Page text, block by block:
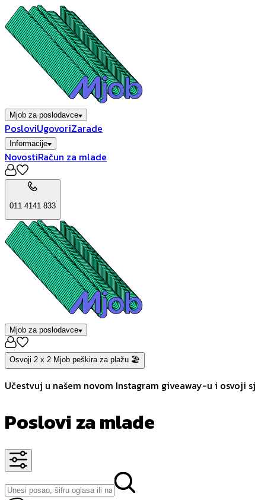
Mjob za poslodavce
PosloviUgovoriZarade
Informacije
NovostiRačun za mlade
011 4141 833
Mjob za poslodavce
Osvoji 2 x 2 Mjob peškira za plažu 🏖️
Učestvuj u našem novom Instagram giveaway-u i
Poslovi za mlade